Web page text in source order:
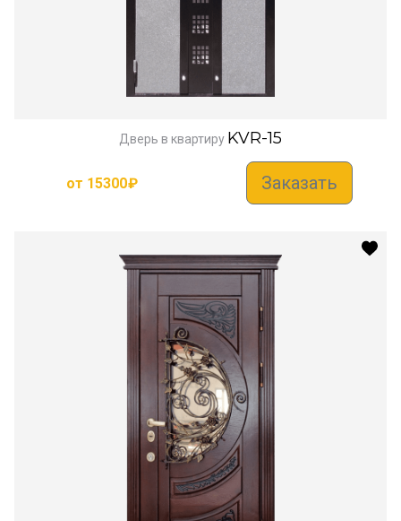
Дверь в квартиру KVR-15
от 15300₽ Заказать